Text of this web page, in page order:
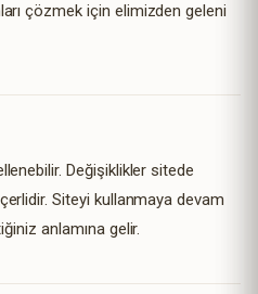
çözmek için elimizden geleni
Değişiklikler sitede
Siteyi kullanmaya devam
anlamına gelir.